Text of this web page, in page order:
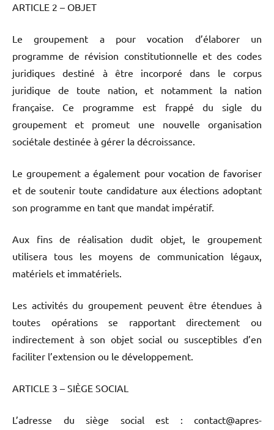
ARTICLE 2 – OBJET
Le groupement a pour vocation d’élaborer un
programme de révision constitutionnelle et des codes
juridiques destiné à être incorporé dans le corpus
juridique de toute nation, et notamment la nation
française. Ce programme est frappé du sigle du
groupement et promeut une nouvelle organisation
sociétale destinée à gérer la décroissance.
Le groupement a également pour vocation de favoriser
et de soutenir toute candidature aux élections adoptant
son programme en tant que mandat impératif.
Aux fins de réalisation dudit objet, le groupement
utilisera tous les moyens de communication légaux,
matériels et immatériels.
Les activités du groupement peuvent être étendues à
toutes opérations se rapportant directement ou
indirectement à son objet social ou susceptibles d’en
faciliter l’extension ou le développement.
ARTICLE 3 – SIÈGE SOCIAL
L’adresse du siège social est : contact@apres-